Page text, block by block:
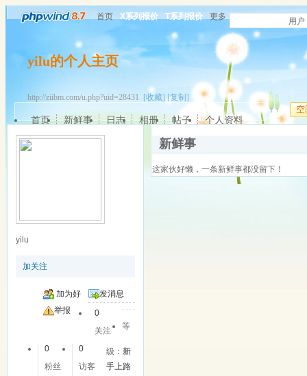
首页 X系列报价 T系列报价 更多 用户
yilu的个人主页
http://ziibm.com/u.php?uid=28431 [收藏] [复制]
空
首页 新鲜事 日志 相册 帖子 个人资料
yilu
加关注
加为好
友
发消息
举报
0
关注
0
粉丝
0
访客
等
级：新
手上路
新鲜事
这家伙好懒，一条新鲜事都没留下！